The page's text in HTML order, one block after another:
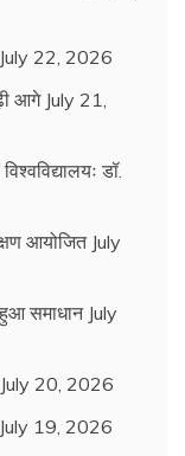
July 22, 2026
आगे July 21,
डॉ.
आयोजित July
समाधान July
July 20, 2026
July 19, 2026